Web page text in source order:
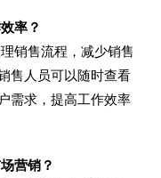
率？
销售流程，减少销售
售人员可以随时查看
需求，提高工作效率
营销？